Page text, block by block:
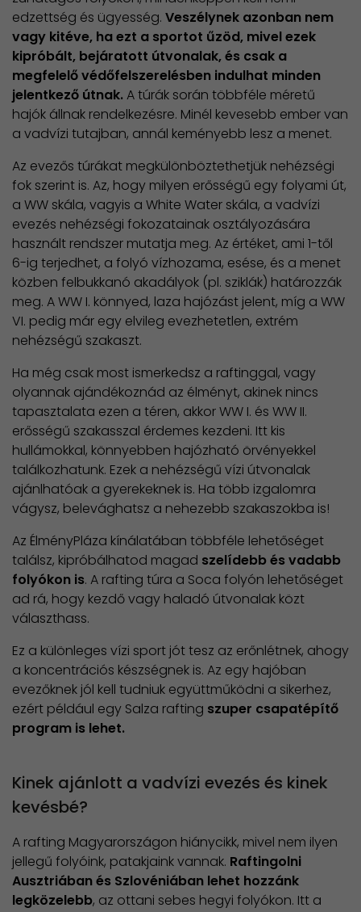
edzettség és ügyesség. Veszélynek azonban nem
vagy kitéve, ha ezt a sportot űzöd, mivel ezek
kipróbált, bejáratott útvonalak, és csak a
megfelelő védőfelszerelésben indulhat minden
jelentkező útnak.A túrák során többféle méretű
hajók állnak rendelkezésre. Minél kevesebb ember van
a vadvízi tutajban, annál keményebb lesz a menet.
Az evezős túrákat megkülönböztethetjük nehézségi
fok szerint is. Az, hogy milyen erősségű egy folyami út,
a WW skála, vagyis a White Water skála, a vadvízi
evezés nehézségi fokozatainak osztályozására
használt rendszer mutatja meg. Az értéket, ami 1-től
6-ig terjedhet, a folyó vízhozama, esése, és a menet
közben felbukkanó akadályok (pl. sziklák) határozzák
meg. A WW I. könnyed, laza hajózást jelent, míg a WW
VI. pedig már egy elvileg evezhetetlen, extrém
nehézségű szakaszt.
Ha még csak most ismerkedsz a raftinggal, vagy
olyannak ajándékoznád az élményt, akinek nincs
tapasztalata ezen a téren, akkor WW I. és WW II.
erősségű szakasszal érdemes kezdeni. Itt kis
hullámokkal, könnyebben hajózható örvényekkel
találkozhatunk. Ezek a nehézségű vízi útvonalak
ajánlhatóak a gyerekeknek is. Ha több izgalomra
vágysz, belevághatsz a nehezebb szakaszokba is!
Az ÉlményPláza kínálatában többféle lehetőséget
találsz, kipróbálhatod magad szelídebb és vadabb
folyókon is. A rafting túra a Soca folyón lehetőséget
ad rá, hogy kezdő vagy haladó útvonalak közt
választhass.
Ez a különleges vízi sport jót tesz az erőnlétnek, ahogy
a koncentrációs készségnek is. Az egy hajóban
evezőknek jól kell tudniuk együttműködni a sikerhez,
ezért például egy Salza rafting szuper csapatépítő
program is lehet.
Kinek ajánlott a vadvízi evezés és kinek
kevésbé?
A rafting Magyarországon hiánycikk, mivel nem ilyen
jellegű folyóink, patakjaink vannak. Raftingolni
Ausztriában és Szlovéniában lehet hozzánk
legközelebb, az ottani sebes hegyi folyókon. Itt a